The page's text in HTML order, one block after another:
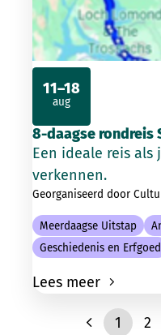
8-daagse rondreis
Een ideale reis
verkennen.
Georganiseerd door
Meerdaagse Uitstap
Geschiedenis en Erfgoed
Lees meer
11–18
aug
2026
1 2